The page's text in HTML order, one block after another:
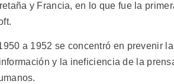
y Francia, en lo que fue la
a 1952 se concentró en prevenir
y la ineficiencia de la